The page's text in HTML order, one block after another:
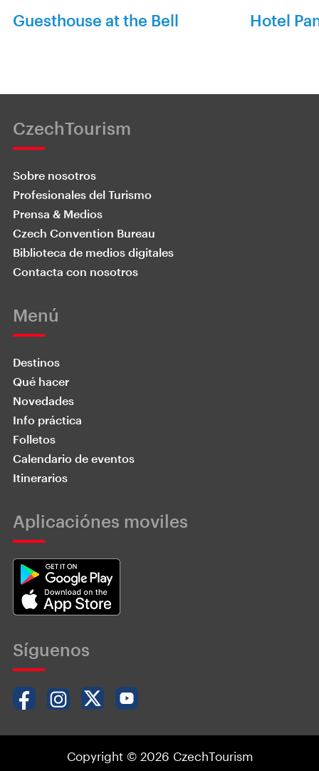
Guesthouse at the Bell Hotel
CzechTourism
Sobre nosotros
Profesionales del Turismo
Prensa & Medios
Czech Convention Bureau
Biblioteca de medios digitales
Contacta con nosotros
Menú
Destinos
Qué hacer
Novedades
Info práctica
Folletos
Calendario de eventos
Itinerarios
Aplicaciónes moviles
Síguenos
Copyright © 2026 CzechTourism